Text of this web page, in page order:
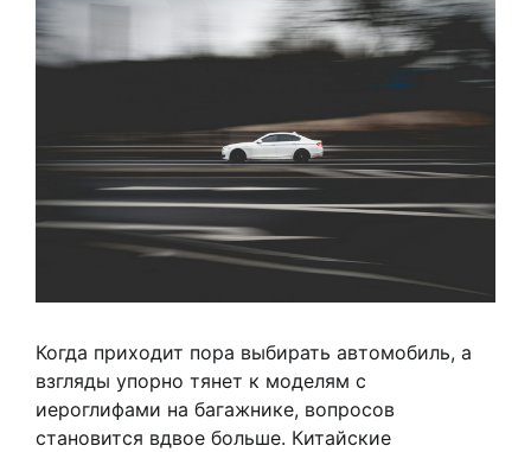
Когда приходит пора выбирать автомобиль, а
взгляды упорно тянет к моделям с
иероглифами на багажнике, вопросов
становится вдвое больше. Китайские